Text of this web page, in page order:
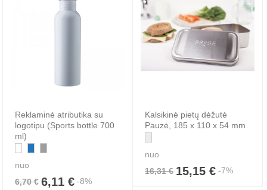
Reklaminė atributika su
logotipu (Sports bottle 700
ml)
nuo
6,70 € 6,11 € -8%
Kalsikinė pietų dėžutė
Pauzė, 185 x 110 x 54 mm
nuo
16,31 € 15,15 € -7%